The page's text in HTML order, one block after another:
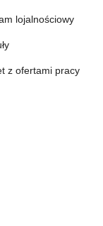
lojalnościowy
z ofertami pracy